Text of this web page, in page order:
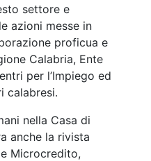
settore e
azioni messe in
proficua e
Calabria, Ente
per l’Impiego ed
calabresi.
nella Casa di
anche la rivista
Microcredito,